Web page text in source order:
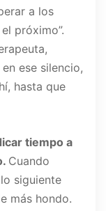
a los
próximo”.
ese silencio,
hasta que
tiempo a
Cuando
siguiente
más hondo.